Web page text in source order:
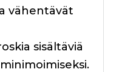
vähentävät
sisältäviä